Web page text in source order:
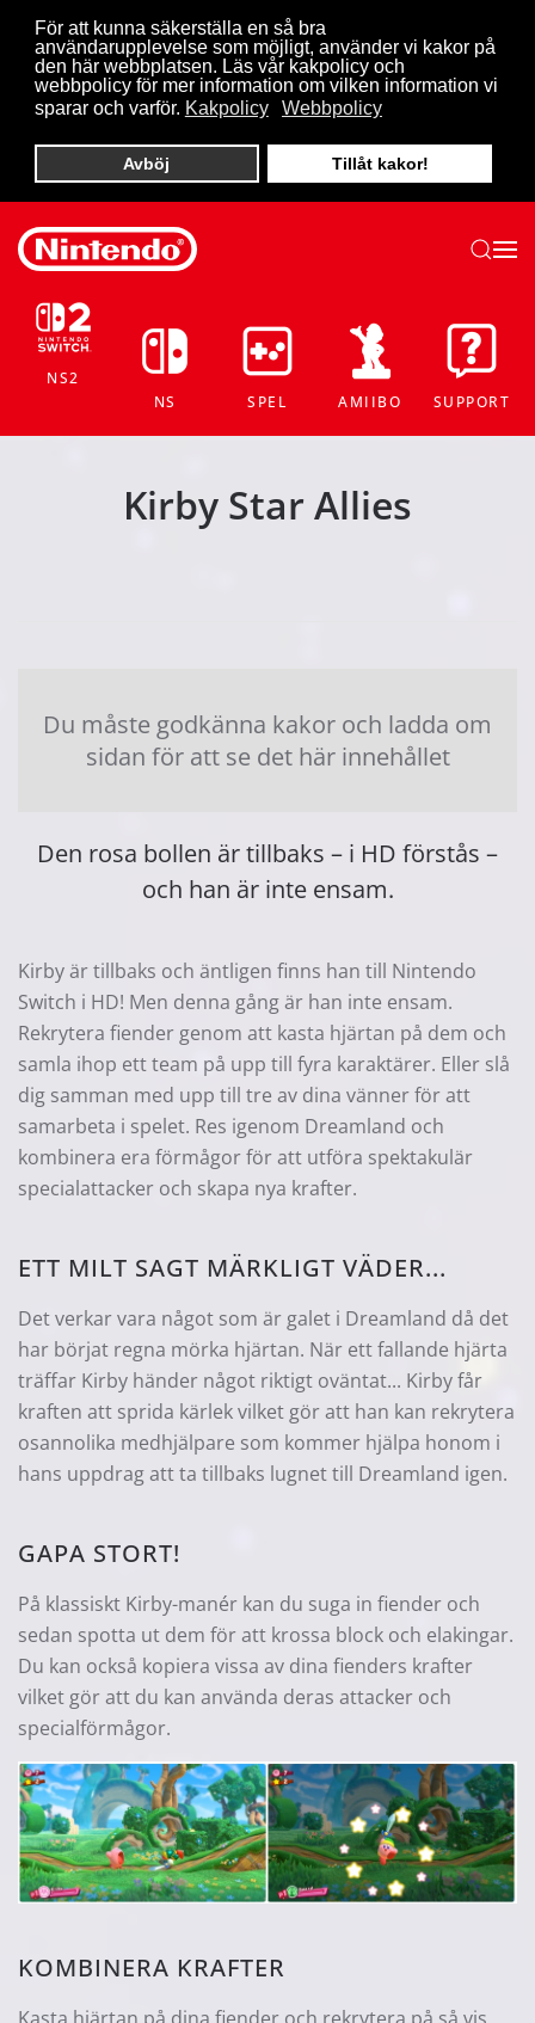
För att kunna säkerställa en så bra
användarupplevelse som möjligt, använder vi kakor på
den här webbplatsen. Läs vår kakpolicy och
webbpolicy för mer information om vilken information vi
sparar och varför. Kakpolicy Webbpolicy
Avböj Tillåt kakor!
Skip to main content
NS2
NS
SPEL AMIIBO SUPPORT
Kirby Star Allies
Du måste godkänna kakor och ladda om
sidan för att se det här innehållet
Den rosa bollen är tillbaks – i HD förstås –
och han är inte ensam.
Kirby är tillbaks och äntligen finns han till Nintendo
Switch i HD! Men denna gång är han inte ensam.
Rekrytera fiender genom att kasta hjärtan på dem och
samla ihop ett team på upp till fyra karaktärer. Eller slå
dig samman med upp till tre av dina vänner för att
samarbeta i spelet. Res igenom Dreamland och
kombinera era förmågor för att utföra spektakulär
specialattacker och skapa nya krafter.
ETT MILT SAGT MÄRKLIGT VÄDER...
Det verkar vara något som är galet i Dreamland då det
har börjat regna mörka hjärtan. När ett fallande hjärta
träffar Kirby händer något riktigt oväntat... Kirby får
kraften att sprida kärlek vilket gör att han kan rekrytera
osannolika medhjälpare som kommer hjälpa honom i
hans uppdrag att ta tillbaks lugnet till Dreamland igen.
GAPA STORT!
På klassiskt Kirby-manér kan du suga in fiender och
sedan spotta ut dem för att krossa block och elakingar.
Du kan också kopiera vissa av dina fienders krafter
vilket gör att du kan använda deras attacker och
specialförmågor.
KOMBINERA KRAFTER